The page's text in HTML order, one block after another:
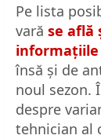
Pe lista
vară se află
informațiile
însă și de
noul sezon.
despre
tehnician al